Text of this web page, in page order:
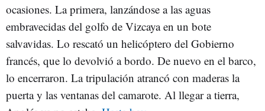
ocasiones. La primera, lanzándose a las aguas
embravecidas del golfo de Vizcaya en un bote
salvavidas. Lo rescató un helicóptero del Gobierno
francés, que lo devolvió a bordo. De nuevo en el barco,
lo encerraron. La tripulación atrancó con maderas la
puerta y las ventanas del camarote. Al llegar a tierra,